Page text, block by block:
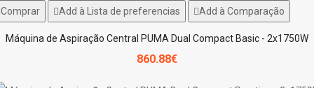
Comprar Add à Lista de preferencias Add à Comparação
Máquina de Aspiração Central PUMA Dual Compact Basic - 2x1750W
860.88€